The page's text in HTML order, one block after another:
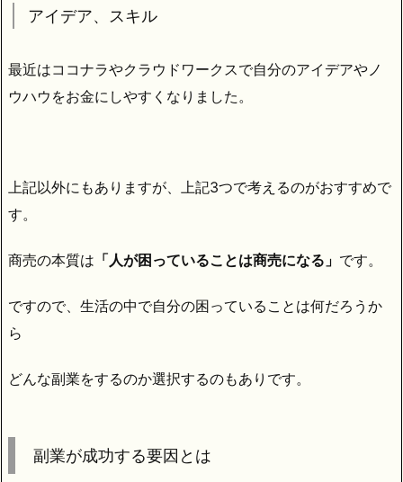
アイデア、スキル
最近はココナラやクラウドワークスで自分のアイデアやノ
ウハウをお金にしやすくなりました。
上記以外にもありますが、上記3つで考えるのがおすすめで
す。
商売の本質は 「人が困っていることは商売になる」 です。
ですので、生活の中で自分の困っていることは何だろうか
ら
どんな副業をするのか選択するのもありです。
副業が成功する要因とは